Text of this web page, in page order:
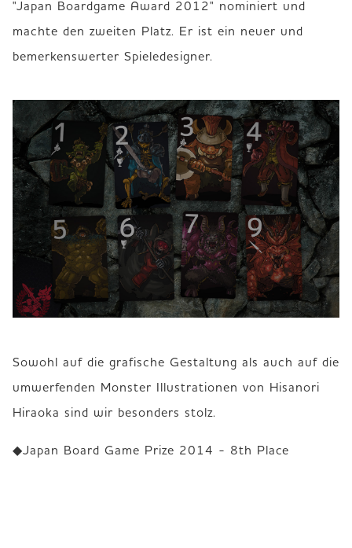
"Japan Boardgame Award 2012" nominiert und
machte den zweiten Platz. Er ist ein neuer und
bemerkenswerter Spieledesigner.
Sowohl auf die grafische Gestaltung als auch auf die
umwerfenden Monster Illustrationen von Hisanori
Hiraoka sind wir besonders stolz.
◆Japan Board Game Prize 2014 - 8th Place